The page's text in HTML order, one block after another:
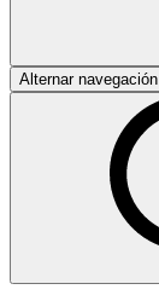
Alternar navegación